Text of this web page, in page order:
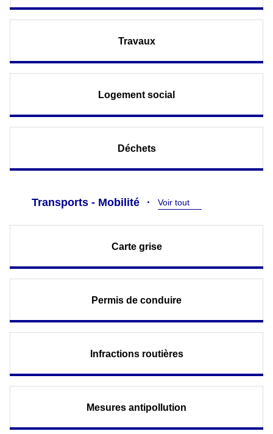
Travaux
Logement social
Déchets
Transports - Mobilité Voir tout
Carte grise
Permis de conduire
Infractions routières
Mesures antipollution